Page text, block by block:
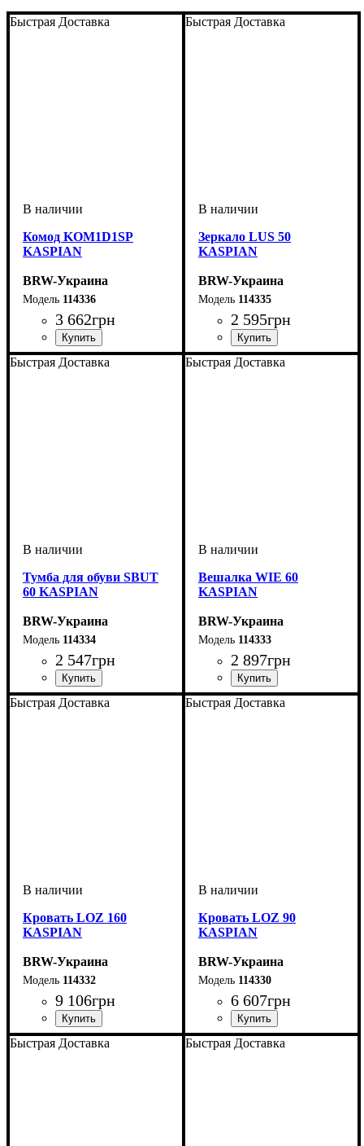
Быстрая Доставка
Комод KOM1D1SP
KASPIAN
BRW-Украина
114336
3 662грн
ширина, мм: 490
высота, мм: 770
глубина, мм: 405
Быстрая Доставка
Зеркало LUS 50
KASPIAN
BRW-Украина
114335
2 595грн
ширина, мм: 490
высота, мм: 1160
глубина, мм: 20
Быстрая Доставка
Тумба для обуви SBUT
60 KASPIAN
BRW-Украина
114334
2 547грн
ширина, мм: 660
высота, мм: 445
глубина, мм: 405
Быстрая Доставка
Вешалка WIE 60
KASPIAN
BRW-Украина
114333
2 897грн
ширина, мм: 660
высота, мм: 1520
глубина, мм: 240
Быстрая Доставка
Кровать LOZ 160
KASPIAN
BRW-Украина
114332
9 106грн
ширина, мм: 1660
высота, мм: 375-735
глубина, мм: 2065
Быстрая Доставка
Кровать LOZ 90
KASPIAN
BRW-Украина
114330
6 607грн
ширина, мм: 960
высота, мм: 375-735
глубина, мм: 2065
Быстрая Доставка Быстрая Доставка